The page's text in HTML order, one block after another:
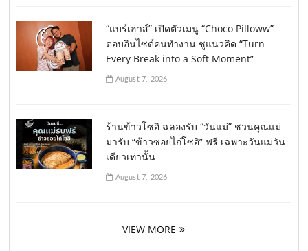
“แบร์เฮาส์” เปิดตัวเมนู “Choco Pilloww”
ตอบอินไซด์คนทำงาน ชูแนวคิด “Turn
Every Break into a Soft Moment”
August 7, 2026
ร้านข้าวโซอิ ฉลองรับ “วันแม่” ชวนคุณแม่
มารับ “ข้าวซอยไก่โซอิ” ฟรี เฉพาะวันแม่วัน
เดียวเท่านั้น
August 7, 2026
VIEW MORE